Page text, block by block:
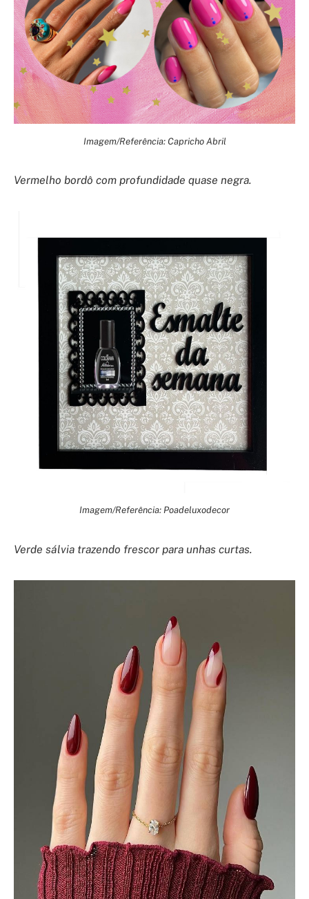
Imagem/Referência: Capricho Abril
Vermelho bordô com profundidade quase negra.
Imagem/Referência: Poadeluxodecor
Verde sálvia trazendo frescor para unhas curtas.